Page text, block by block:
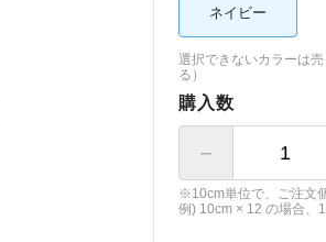
ネイビー
選択できないカラーは
る ）
購入数
－
※10cm単位で、ご注文
例) 10cm × 12 の場合、